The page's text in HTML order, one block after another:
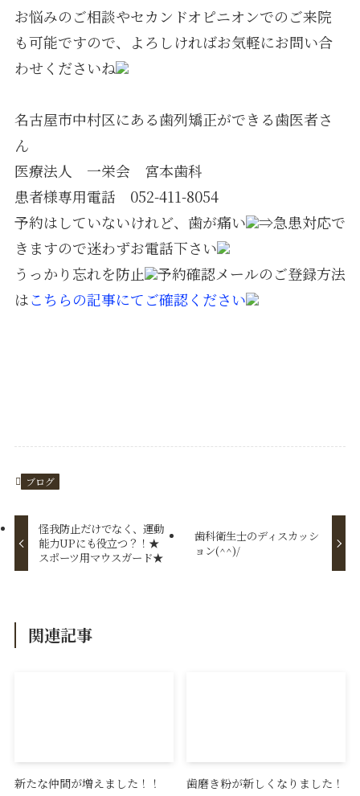
お悩みのご相談やセカンドオピニオンでのご来院
も可能ですので、よろしければお気軽にお問い合
わせくださいね
名古屋市中村区にある歯列矯正ができる歯医者さ
ん
医療法人 一栄会 宮本歯科
患者様専用電話 052-411-8054
予約はしていないけれど、歯が痛い
⇒急患対応で
きますので迷わずお電話下さい
うっかり忘れを防止
予約確認メールのご登録方法
はこちらの記事にてご確認ください
ブログ
怪我防止だけでなく、運動
能力UPにも役立つ？！★
スポーツ用マウスガード★
歯科衛生士のディスカッシ
ョン(^^)/
関連記事
新たな仲間が増えました！！ 歯磨き粉が新しくなりました！